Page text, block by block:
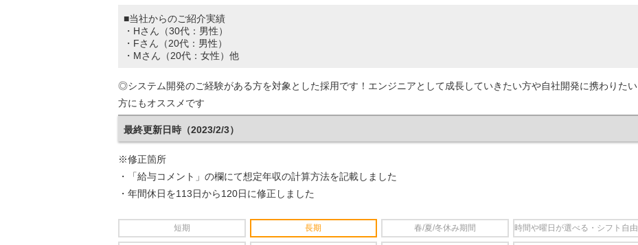
■当社からのご紹介実績
・Hさん（30代：男性）
・Fさん（20代：男性）
・Mさん（20代：女性）他
◎システム開発のご経験がある方を対象とした採用です！エンジニアとして成長していきたい方や自社開発に携わりたい
方にもオススメです
最終更新日時（2023/2/3）
※修正箇所
・「給与コメント」の欄にて想定年収の計算方法を記載しました
・年間休日を113日から120日に修正しました
短期 長期 春/夏/冬休み期間 時間や曜日が選べる・シフト自由